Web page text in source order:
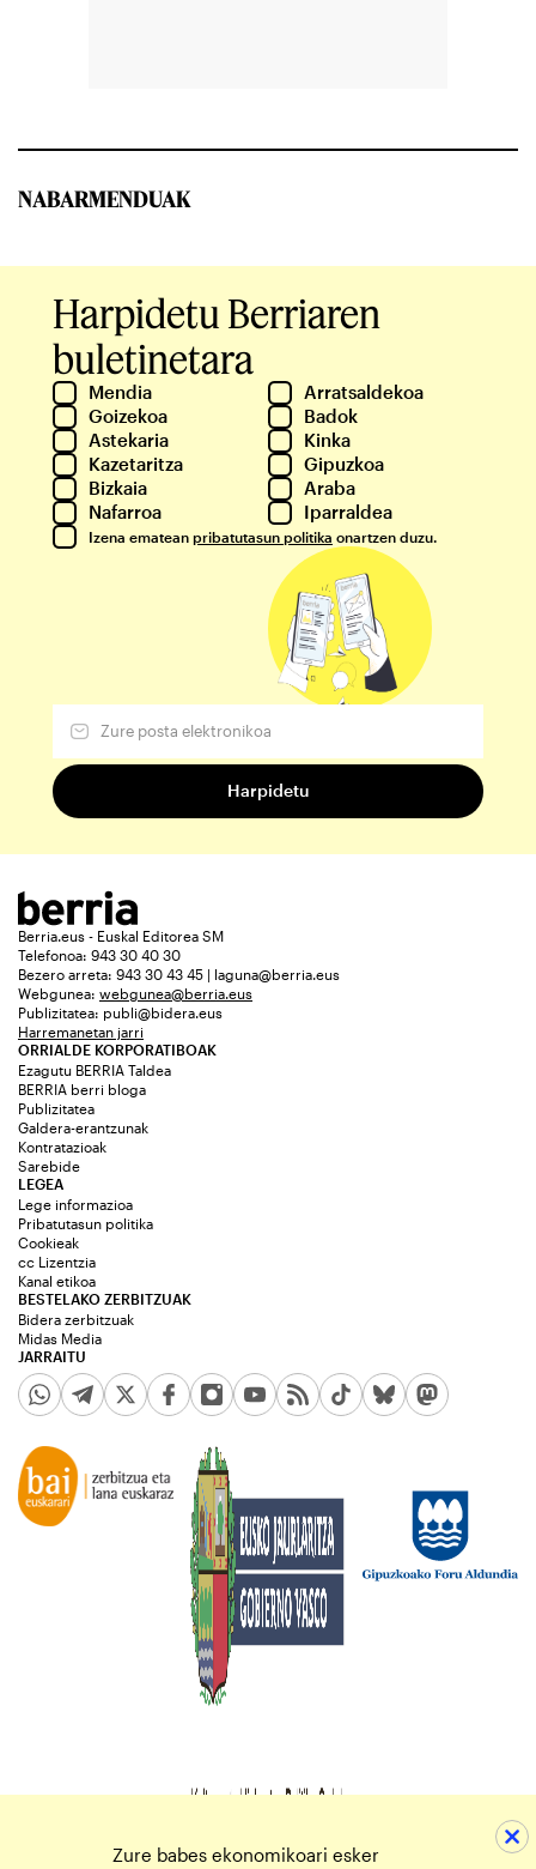
NABARMENDUAK
Harpidetu Berriaren
buletinetara
Mendia
Arratsaldekoa
Goizekoa
Badok
Astekaria
Kinka
Kazetaritza
Gipuzkoa
Bizkaia
Araba
Nafarroa
Iparraldea
Izena ematean pribatutasun politika onartzen duzu.
Berria.eus - Euskal Editorea SM
Telefonoa: 943 30 40 30
Bezero arreta: 943 30 43 45 | laguna@berria.eus
Webgunea: webgunea@berria.eus
Publizitatea: publi@bidera.eus
Harremanetan jarri
ORRIALDE KORPORATIBOAK
Ezagutu BERRIA Taldea
BERRIA berri bloga
Publizitatea
Galdera-erantzunak
Kontratazioak
Sarebide
JARRAITU
LEGEA
Lege informazioa
Pribatutasun politika
Cookieak
cc Lizentzia
Kanal etikoa
BESTELAKO ZERBITZUAK
Bidera zerbitzuak
Midas Media
Zure babes ekonomikoari esker